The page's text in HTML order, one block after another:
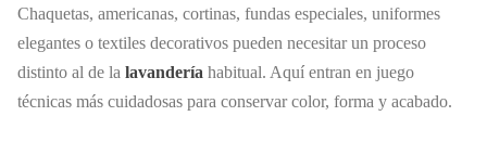
Chaquetas, americanas, cortinas, fundas especiales, uniformes
elegantes o textiles decorativos pueden necesitar un proceso
distinto al de la lavandería habitual. Aquí entran en juego
técnicas más cuidadosas para conservar color, forma y acabado.